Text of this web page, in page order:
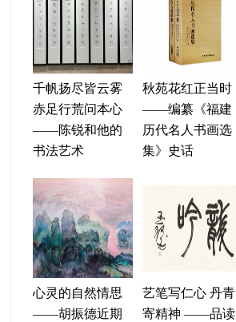
千帆扬尽皆云雾
赤足行荒问本心
——陈锐和他的
书法艺术
秋苑花红正当时
——编纂《福建
历代名人书画选
集》史话
心灵的自然情思
——胡振德近期
艺笔写仁心 丹青
寄精神 ——品读